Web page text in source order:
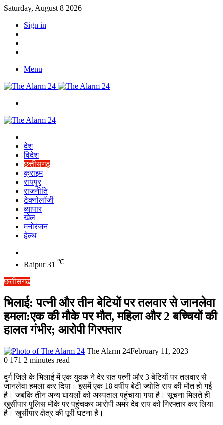
Saturday, August 8 2026
Sign in
Menu
देश
विदेश
छत्तीसगढ़
क्राइम
रायपुर
राजनीति
टेक्नोलॉजी
व्यापार
खेल
मनोरंजन
हेल्थ
skin
Raipur 31 ℃
छत्तीसगढ़
भिलाई: पत्नी और तीन बेटियों पर तलवार से जानलेवा
हमला:एक की मौके पर मौत, महिला और 2 बच्चियों की
हालत गंभीर; आरोपी गिरफ्तार
The Alarm 24February 11, 2023
0 171 2 minutes read
दुर्ग जिले के भिलाई में एक युवक ने देर रात पत्नी और 3 बेटियों पर तलवार से
जानलेवा हमला कर दिया। इसमें एक 18 वर्षीय बेटी ज्योति राय की मौत हो गई
है। जबकि तीन अन्य घायलों को अस्पताल पहुंचाया गया है। सूचना मिलते ही
खुर्सीपार पुलिस मौके पर पहुंचकर आरोपी अमर देव राय को गिरफ्तार कर लिया
है। खुर्सीपार क्षेत्र की पूरी घटना है।